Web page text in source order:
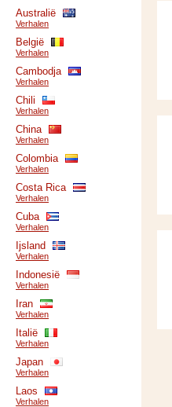
Australië
Verhalen
België
Verhalen
Cambodja
Verhalen
Chili
Verhalen
China
Verhalen
Colombia
Verhalen
Costa Rica
Verhalen
Cuba
Verhalen
Ijsland
Verhalen
Indonesië
Verhalen
Iran
Verhalen
Italië
Verhalen
Japan
Verhalen
Laos
Verhalen